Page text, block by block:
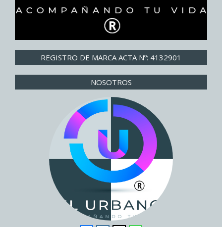
REGISTRO DE MARCA ACTA Nº: 4132901
NOSOTROS